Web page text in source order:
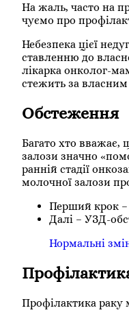
На жаль, часто на
чуємо про
Небезпека цієї
ставленню до
лікарка онколог-
стежить за власним
Обстеження
Багато хто вважає,
залози значно
ранній стадії
молочної залози
Перший крок –
Далі – УЗД-
Нормальні
Профілактика раку